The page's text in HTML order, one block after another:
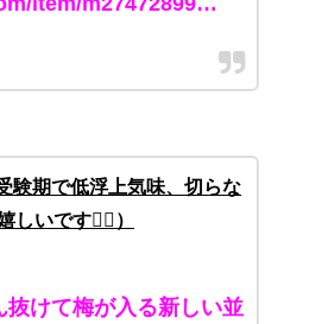
期で低浮上気味、切らな
しいです🙇‍♂️）
抜けて梅が入る新しい並